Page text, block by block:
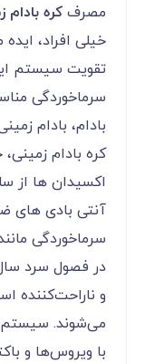
مصرف کره
خیلی افراد، ایده
تقویت سیستم
سرماخوردگی
بادام، بادام
کره بادام
اکسیدان ها از
آنتی بادی های
سرماخوردگی
در فصول سرد
و ناراحت‌کننده
می‌شوند. سیستم
با ویروس‌ها و